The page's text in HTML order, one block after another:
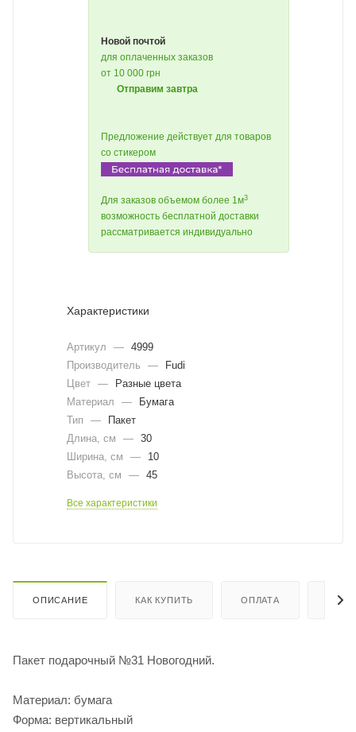
Новой почтой
для оплаченных заказов
от 10 000 грн
Отправим завтра
Предложение действует для товаров
со стикером
Для заказов объемом более 1м3
возможность бесплатной доставки
рассматривается индивидуально
Характеристики
Артикул — 4999
Производитель
—
Fudi
Цвет —
Разные цвета
Материал
—
Бумага
Тип
—
Пакет
Длина, cм
— 30
Ширина, cм
—
10
Высота, см
— 45
Все характеристики
ОПИСАНИЕ КАК КУПИТЬ ОПЛАТА
Пакет подарочный №31 Новогодний.
Материал: бумага
Форма: вертикальный